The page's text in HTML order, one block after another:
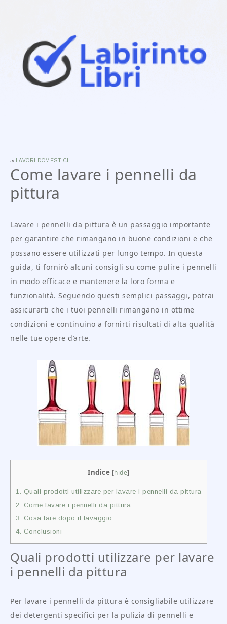
in LAVORI DOMESTICI
Come lavare i pennelli da
pittura
Lavare i pennelli da pittura è un passaggio importante
per garantire che rimangano in buone condizioni e che
possano essere utilizzati per lungo tempo. In questa
guida, ti fornirò alcuni consigli su come pulire i pennelli
in modo efficace e mantenere la loro forma e
funzionalità. Seguendo questi semplici passaggi, potrai
assicurarti che i tuoi pennelli rimangano in ottime
condizioni e continuino a fornirti risultati di alta qualità
nelle tue opere d’arte.
Indice [hide]
1. Quali prodotti utilizzare per lavare i pennelli da pittura
2. Come lavare i pennelli da pittura
3. Cosa fare dopo il lavaggio
4. Conclusioni
Quali prodotti utilizzare per lavare
i pennelli da pittura
Per lavare i pennelli da pittura è consigliabile utilizzare
dei detergenti specifici per la pulizia di pennelli e